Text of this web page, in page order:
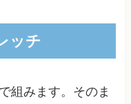
ッチ
組みます。そのま